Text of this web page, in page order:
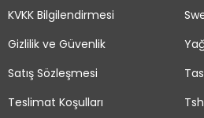
KVKK Bilgilendirmesi
Gizlilik ve Güvenlik
Satış Sözleşmesi
Teslimat Koşulları